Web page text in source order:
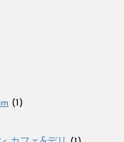
(1)